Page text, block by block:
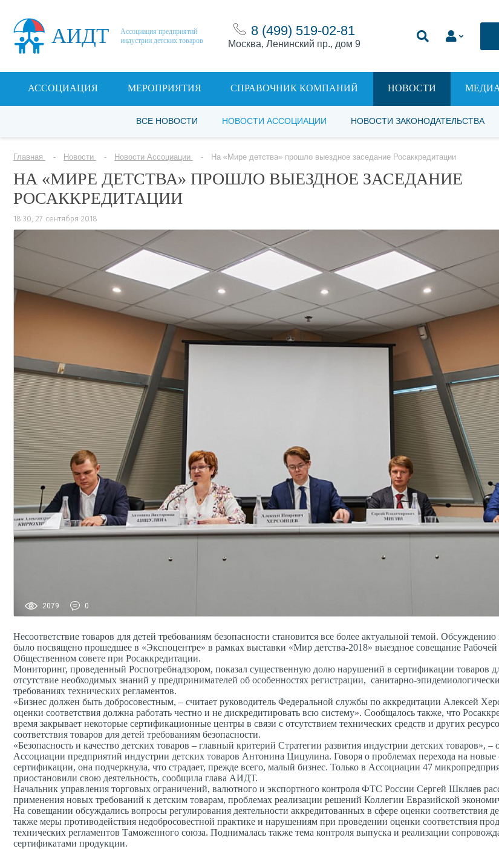
АИДТ
Ассоциация предприятий
индустрии детских товаров
8 (499) 519-02-81
Москва, Ленинский пр., дом 9
АССОЦИАЦИЯ МЕРОПРИЯТИЯ СПРАВОЧНИК КОМПАНИЙ НОВОСТИ МЕДИА
ВСЕ НОВОСТИ НОВОСТИ АССОЦИАЦИИ НОВОСТИ ЗАКОНОДАТЕЛЬСТВА
Главная Новости Новости Ассоциации На «Мире детства» прошло выездное заседание Росаккредитации
НА «МИРЕ ДЕТСТВА» ПРОШЛО ВЫЕЗДНОЕ ЗАСЕДАНИЕ
РОСАККРЕДИТАЦИИ
18:30, 27 сентября 2018
2079 0
Несоответствие товаров для детей требованиям безопасности становится все более актуальной темой.
было посвящено прошедшее в «Экспоцентре» в рамках выставки «Мир детства-2018» выездное совещание
Общественном совете при Росаккредитации.
Мониторинг, проведенный Роспотребнадзором, показал существенную долю нарушений в сертификации товаров
отсутствие необходимых знаний у предпринимателей об особенностях регистрации, санитарно-
требованиях технических регламентов.
«Бизнес должен быть добросовестным, – считает руководитель Федеральной службы по аккредитации Алексей
оценки соответствия должна работать честно и не дискредитировать всю систему». Сообщалось также, что
время закрывает некоторые сертификационные центры в связи с отсутствием технических средств и других
соответствия товаров для детей требованиям безопасности.
«Безопасность и качество детских товаров – главный критерий Стратегии развития индустрии детских товаров», –
Ассоциации предприятий индустрии детских товаров Антонина Цицулина. Говоря о проблемах перехода на новые
сертификации, она подчеркнула, что страдает, прежде всего, малый бизнес. Только в Ассоциации 47
приостановили свою деятельность, сообщила глава АИДТ.
Начальник управления торговых ограничений, валютного и экспортного контроля ФТС России Сергей Шкляев
применения новых требований к детским товарам, проблемах реализации решений Коллегии Евразийской
На совещании обсуждались вопросы регулирования деятельности аккредитованных в сфере оценки соответствия
также меры противодействия недобросовестной практике и нарушениям при проведении оценки соответствия
технических регламентов Таможенного союза. Поднималась также тема контроля выпуска и реализации
сертификатами продукции.